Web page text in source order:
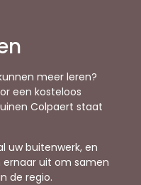
meer leren?
een kosteloos
Colpaert staat
uw buitenwerk, en
ernaar uit om samen
de regio.